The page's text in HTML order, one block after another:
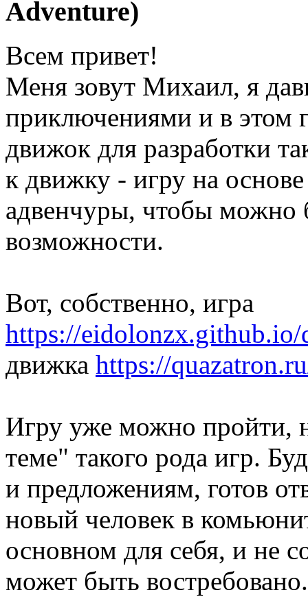
Adventure)
Всем привет!
Меня зовут Михаил, я
приключениями и в этом
движок для разработки
к движку - игру на
адвенчуры, чтобы можно
возможности.
Вот, собственно, игра
https://eidolonzx.github.io/
движка https://
Игру уже можно пройти,
теме" такого рода игр.
и предложениям, готов
новый человек в
основном для себя, и не
может быть востребовано.